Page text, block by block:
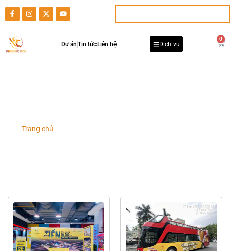
Dự ánTin tức Liên hệ Dịch vụ
0
Trang chủ